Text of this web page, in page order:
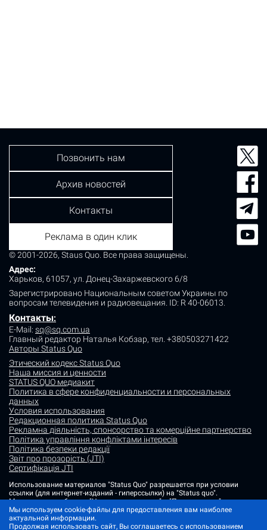
© 2001-2026, Staus Quo. Все права защищены.
Адрес:
Харьков, 61057, ул. Донец-Захаржевского 6/8
Зарегистрировано Национальным советом Украины по
вопросам телевидения и радиовещания. ID: R 40-06013.
Контакты:
E-Mail: sq@sq.com.ua
Главный редактор Наталья Кобзар, тел. +380503271422
Авторы Status Quo
Этический кодекс Status Quo
Наша миссия и ценности
STATUS QUO медиакит
Политика в сфере конфиденциальности и персональных
данных
Условия использования
Редакционная политика Status Quo
Рекламна діяльність, спонсорство та комерційне партнерство
Політика управління конфліктами інтересів
Політика безпеки редакції
Звіт про прозорість (JTI)
Сертифікація JTI
Позвонить нам
Архив новостей
Контакты
Реклама в один клик
Использование материалов "Status Quo" разрешается при условии
ссылки (для интернет-изданий - гиперссылки) на "Status quo".
Материалы в рубриках "Новости партнеров" и "Пресс-релизы"
размещаются на правах рекламы или в рамках некоммерческого
партнерства.
Мы используем cookie-файлы для предоставления вам наиболее
актуальной информации.
Продолжая использовать сайт, Вы соглашаетесь с использованием